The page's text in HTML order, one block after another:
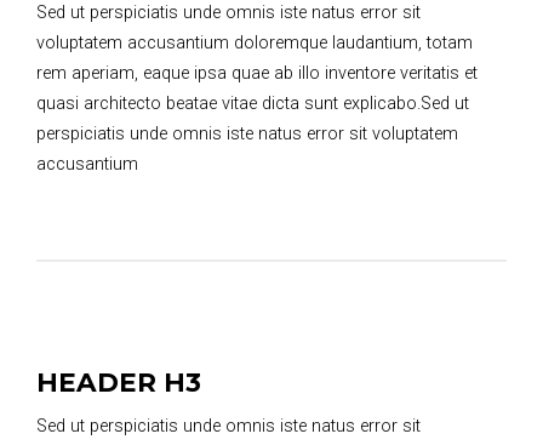
Sed ut perspiciatis unde omnis iste natus error sit
voluptatem accusantium doloremque laudantium, totam
rem aperiam, eaque ipsa quae ab illo inventore veritatis et
quasi architecto beatae vitae dicta sunt explicabo.Sed ut
perspiciatis unde omnis iste natus error sit voluptatem
accusantium
HEADER H3
Sed ut perspiciatis unde omnis iste natus error sit